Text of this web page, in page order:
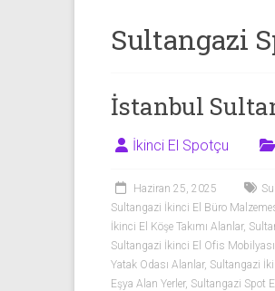
Alanlar
|
Mobilya
|
Beyaz
Eşya
İkinci
el
Sultangazi
İstanbul
İkinci El Spotçu
Haziran 25, 2025
Sultangazi İkinci El Büro
İkinci El Köşe Takımı Alanlar,
Sultangazi İkinci El Ofis
Yatak Odası Alanlar, Sultangazi
Eşya Alan Yerler, Sultangazi Spot